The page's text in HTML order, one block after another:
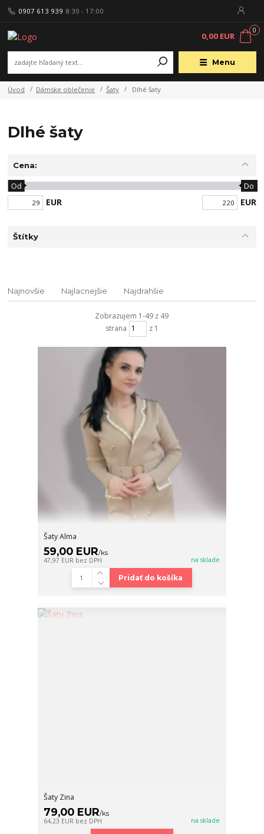
Menu
0907 613 939 8:30 - 17:00
0
0,00 EUR
Úvod Dámske oblečenie Šaty Dlhé šaty
Dlhé šaty
Cena:
EUR
Od Do
EUR
Štítky
Najnovšie Najlacnejšie Najdrahšie
Zobrazujem 1-49 z 49
strana
z 1
Šaty Alma
59,00 EUR/ks
47,97 EUR bez DPH na sklade
Pridať do košíka
Šaty Zina
79,00 EUR/ks
64,23 EUR bez DPH na sklade